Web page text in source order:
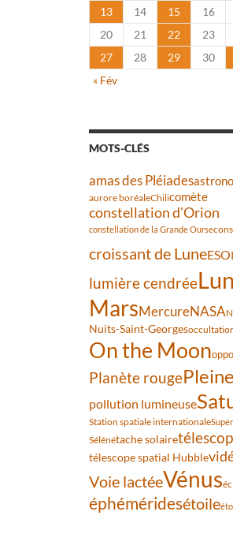
13
14 15 16
20
21 22 23
27
28 29 30
« Fév
MOTS-CLÉS
amas des Pléiades
aurore boréaleChilicomète
constellation d'Orion
constellation de la Grande Ourse
croissant de LuneESO
lumière cendrée
MarsMercureNASA
Nuits-Saint-Georges
On the Moon
Planète rouge
pollution lumineuse
Station spatiale internationale
Sélénétache solaire
télescope spatial Hubble
Voie lactéeVénus
éphéméridesétoile